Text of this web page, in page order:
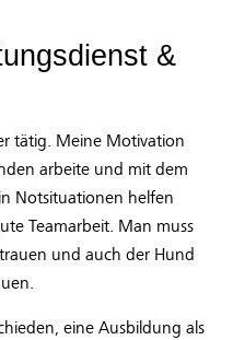
&
tätig. Meine Motivation
arbeite und mit dem
Notsituationen helfen
Teamarbeit. Man muss
und auch der Hund
eine Ausbildung als